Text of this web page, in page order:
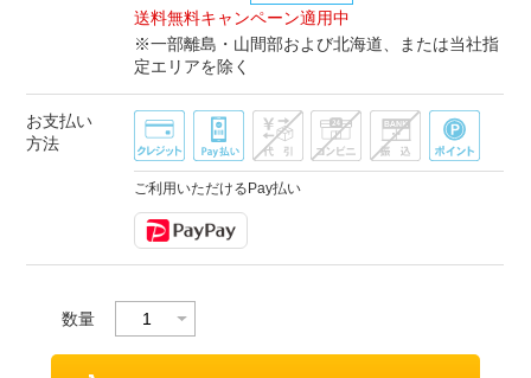
送料無料キャンペーン適用中
※一部離島・山間部および北海道、または当社指
定エリアを除く
お支払い
方法
ご利用いただけるPay払い
数量